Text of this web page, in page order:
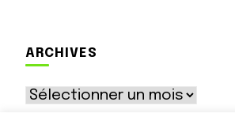
ARCHIVES
Archives